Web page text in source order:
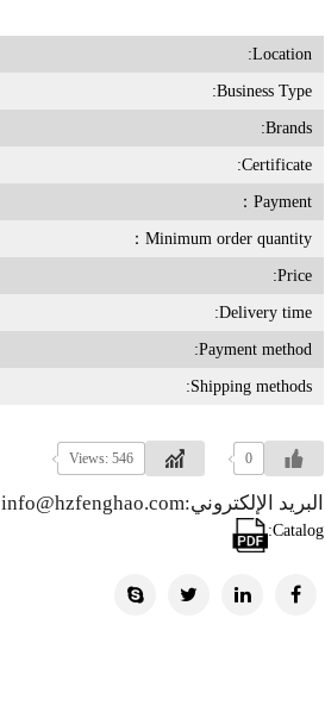
Location:
Business Type:
Brands:
Certificate:
Payment：
Minimum order quantity：
Price:
Delivery time:
Payment method:
Shipping methods:
0
Views: 546
البريد الإلكتروني:info@hzfenghao.com
Catalog: